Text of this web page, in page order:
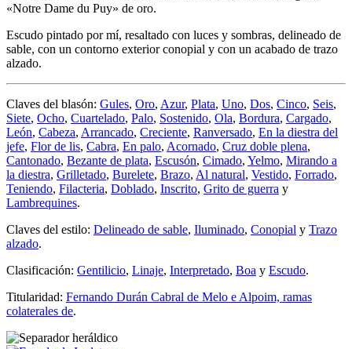
«Notre Dame du Puy» de oro.
Escudo pintado por mí, resaltado con luces y sombras, delineado de
sable, con un contorno exterior conopial y con un acabado de trazo
alzado.
Claves del blasón: Gules, Oro, Azur, Plata, Uno, Dos, Cinco, Seis,
Siete, Ocho, Cuartelado, Palo, Sostenido, Ola, Bordura, Cargado,
León, Cabeza, Arrancado, Creciente, Ranversado, En la diestra del
jefe, Flor de lis, Cabra, En palo, Acornado, Cruz doble plena,
Cantonado, Bezante de plata, Escusón, Cimado, Yelmo, Mirando a
la diestra, Grilletado, Burelete, Brazo, Al natural, Vestido, Forrado,
Teniendo, Filacteria, Doblado, Inscrito, Grito de guerra y
Lambrequines.
Claves del estilo: Delineado de sable, Iluminado, Conopial y Trazo
alzado.
Clasificación: Gentilicio, Linaje, Interpretado, Boa y Escudo.
Titularidad: Fernando Durán Cabral de Melo e Alpoim, ramas
colaterales de.